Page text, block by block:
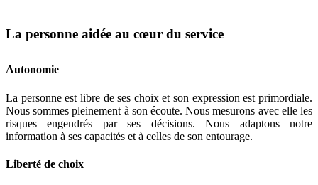
La personne aidée au cœur du service
Autonomie
La personne est libre de ses choix et son expression est primordiale.
Nous sommes pleinement à son écoute. Nous mesurons avec elle les
risques engendrés par ses décisions. Nous adaptons notre
information à ses capacités et à celles de son entourage.
Liberté de choix